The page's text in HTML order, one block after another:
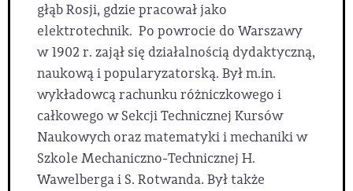
głąb Rosji, gdzie pracował jako
elektrotechnik. Po powrocie do Warszawy
w 1902 r. zajął się działalnością dydaktyczną,
naukową i popularyzatorską. Był m.in.
wykładowcą rachunku różniczkowego i
całkowego w Sekcji Technicznej Kursów
Naukowych oraz matematyki i mechaniki w
Szkole Mechaniczno-Technicznej H.
Wawelberga i S. Rotwanda. Był także